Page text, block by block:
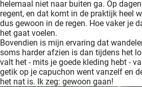
helemaal niet naar buiten ga. Op
regent, en dat komt in de praktijk heel
dus gewoon in de regen. Hoe vaker je
het gaat voelen.
Bovendien is mijn ervaring dat
soms harder afzien is dan tijdens het
valt het - mits je goede kleding hebt -
getik op je capuchon went vanzelf en
het nat is. Ik zeg: gewoon gaan!